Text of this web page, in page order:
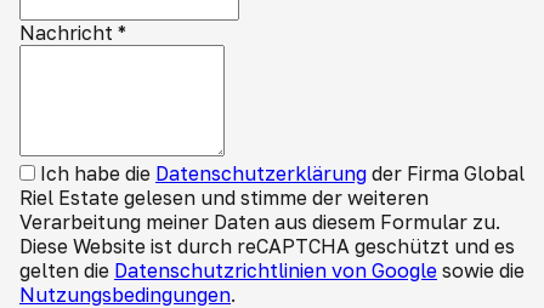
Nachricht *
Ich habe die Datenschutzerklärung der Firma Global
Riel Estate gelesen und stimme der weiteren
Verarbeitung meiner Daten aus diesem Formular zu.
Diese Website ist durch reCAPTCHA geschützt und es
gelten die Datenschutzrichtlinien von Google sowie die
Nutzungsbedingungen.